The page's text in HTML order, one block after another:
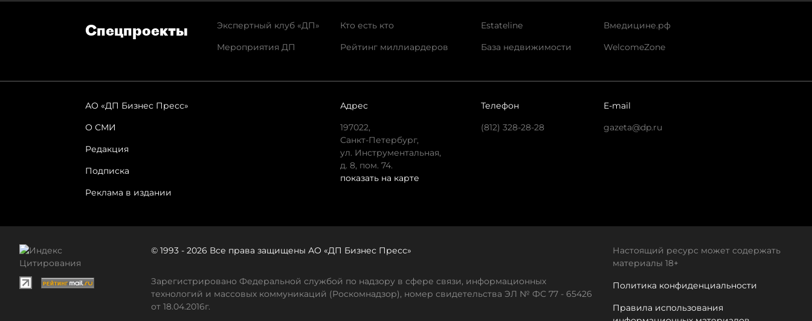
Спец­проекты
Экспертный клуб «ДП»
Мероприятия ДП
Кто есть кто
Рейтинг миллиардеров
Estateline
База недвижимости
Вмедицине.рф
WelcomeZone
АО «ДП Бизнес Пресс»
О СМИ
Редакция
Подписка
Реклама в издании
Адрес
197022,
Санкт-Петербург,
ул. Инструментальная,
д. 8, пом. 74.
показать на карте
Телефон
(812) 328-28-28
E-mail
gazeta@dp.ru
© 1993 - 2026 Все права защищены АО «ДП Бизнес Пресс»
Зарегистрировано Федеральной службой по надзору в сфере связи, информационных
технологий и массовых коммуникаций (Роскомнадзор), номер свидетельства ЭЛ № ФС 77 - 65426
от 18.04.2016г.
Настоящий ресурс может содержать
материалы 18+
Политика конфиденциальности
Правила использования